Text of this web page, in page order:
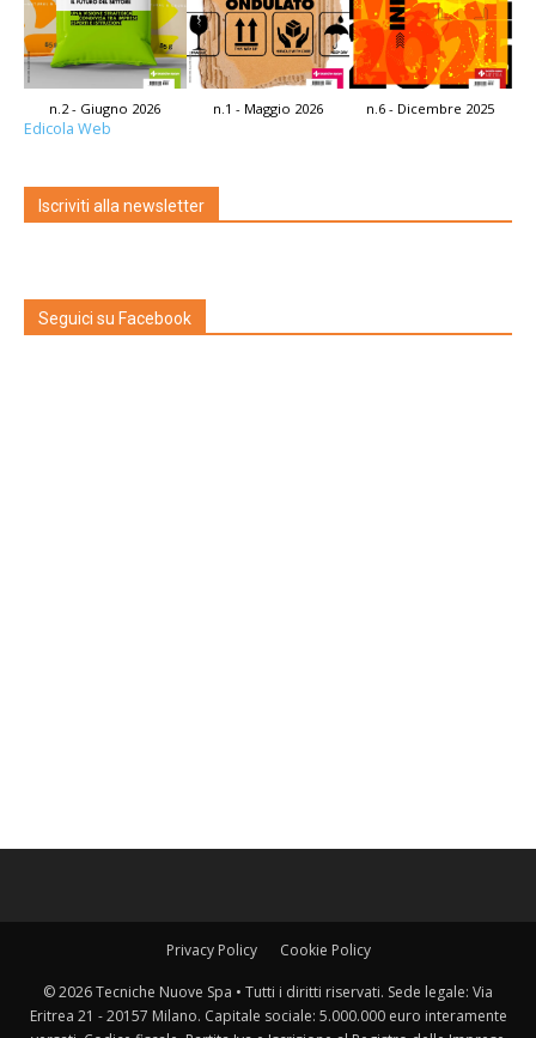
n.2 - Giugno 2026 n.1 - Maggio 2026 n.6 - Dicembre 2025
Edicola Web
Iscriviti alla newsletter
Seguici su Facebook
Privacy Policy Cookie Policy
© 2026 Tecniche Nuove Spa • Tutti i diritti riservati. Sede legale: Via
Eritrea 21 - 20157 Milano. Capitale sociale: 5.000.000 euro interamente